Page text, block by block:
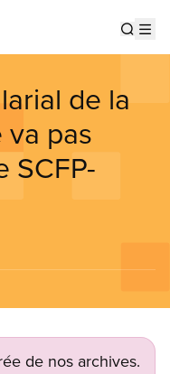
de la
pas
SCFP-
de nos archives.